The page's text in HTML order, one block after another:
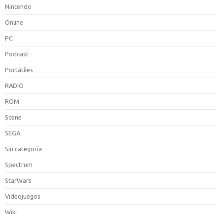
Nintendo
Online
PC
Podcast
Portátiles
RADIO
ROM
Scene
SEGA
Sin categoría
Spectrum
StarWars
Videojuegos
Wiki